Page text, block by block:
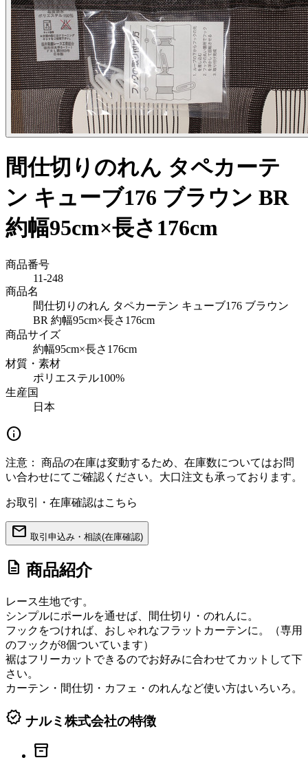
間仕切りのれん タペカーテ
ン キューブ176 ブラウン BR
約幅95cm×長さ176cm
商品番号
11-248
商品名
間仕切りのれん タペカーテン キューブ176 ブラウン
BR 約幅95cm×長さ176cm
商品サイズ
約幅95cm×長さ176cm
材質・素材
ポリエステル100%
生産国
日本
info
注意：
商品の在庫は変動するため、在庫数についてはお問
い合わせにてご確認ください。大口注文も承っております。
お取引・在庫確認はこちら
mail 取引申込み・相談(在庫確認)
description 商品紹介
レース生地です。
シンプルにポールを通せば、間仕切り・のれんに。
フックをつければ、おしゃれなフラットカーテンに。（専用
のフックが8個ついています）
裾はフリーカットできるのでお好みに合わせてカットして下
さい。
カーテン・間仕切・カフェ・のれんなど使い方はいろいろ。
verified ナルミ株式会社の特徴
inventory_2